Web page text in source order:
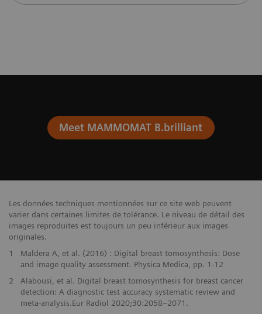
Meet MAMMOMAT B.brilliant
Les données techniques mentionnées sur ce site web peuvent
varier dans certaines limites de tolérance. Le niveau de détail des
images reproduites est toujours un peu inférieur aux images
originales.
1
Maldera A, et al. (2016) : Digital breast tomosynthesis: Dose
and image quality assessment. Physica Medica, pp. 1-12
2
Alabousi, et al. Digital breast tomosynthesis for breast cancer
detection: A diagnostic test accuracy systematic review and
meta-analysis.Eur Radiol 2020;30:2058–2071.